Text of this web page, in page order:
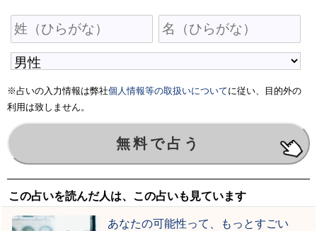
※占いの入力情報は弊社個人情報等の取扱いについてに従い、目的外の
利用は致しません。
この占いを読んだ人は、この占いも見ています
あなたの可能性って、もっとすごい